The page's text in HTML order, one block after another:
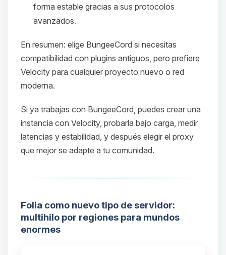
forma estable gracias a sus protocolos
avanzados.
En resumen: elige BungeeCord si necesitas
compatibilidad con plugins antiguos, pero prefiere
Velocity para cualquier proyecto nuevo o red
moderna.
Si ya trabajas con BungeeCord, puedes crear una
instancia con Velocity, probarla bajo carga, medir
latencias y estabilidad, y después elegir el proxy
que mejor se adapte a tu comunidad.
Folia como nuevo tipo de servidor:
multihilo por regiones para mundos
enormes
hablar! Soy Choupy, tu pequeno
asistente de BoxToPlay. Cuentame
que necesitas y moveré mis
07/08/2026 06:46